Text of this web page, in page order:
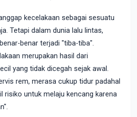
kecelakaan sebagai sesuatu
Tetapi dalam dunia lalu lintas,
benar terjadi "tiba-tiba".
merupakan hasil dari
yang tidak dicegah sejak awal.
rem, merasa cukup tidur padahal
risiko untuk melaju kencang karena